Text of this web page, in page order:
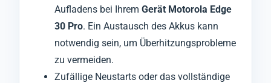
Aufladens bei Ihrem Gerät Motorola Edge
30 Pro. Ein Austausch des Akkus kann
notwendig sein, um Überhitzungsprobleme
zu vermeiden.
Zufällige Neustarts oder das vollständige